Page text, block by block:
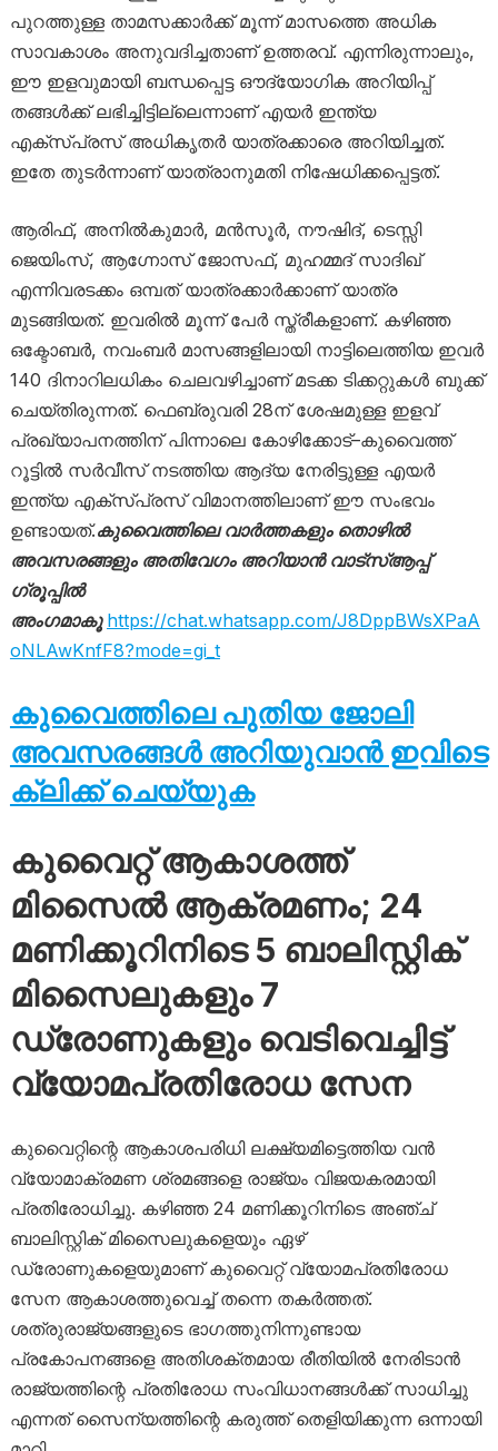
പുറത്തുള്ള താമസക്കാർക്ക് മൂന്ന് മാസത്തെ അധിക
സാവകാശം അനുവദിച്ചതാണ് ഉത്തരവ്. എന്നിരുന്നാലും,
ഈ ഇളവുമായി ബന്ധപ്പെട്ട ഔദ്യോഗിക അറിയിപ്പ്
തങ്ങൾക്ക് ലഭിച്ചിട്ടില്ലെന്നാണ് എയർ ഇന്ത്യ
എക്സ്പ്രസ് അധികൃതർ യാത്രക്കാരെ അറിയിച്ചത്.
ഇതേ തുടർന്നാണ് യാത്രാനുമതി നിഷേധിക്കപ്പെട്ടത്.
ആരിഫ്, അനിൽകുമാർ, മൻസൂർ, നൗഷിദ്, ടെസ്സി
ജെയിംസ്, ആഗ്നോസ് ജോസഫ്, മുഹമ്മദ് സാദിഖ്
എന്നിവരടക്കം ഒമ്പത് യാത്രക്കാർക്കാണ് യാത്ര
മുടങ്ങിയത്. ഇവരിൽ മൂന്ന് പേർ സ്ത്രീകളാണ്. കഴിഞ്ഞ
ഒക്ടോബർ, നവംബർ മാസങ്ങളിലായി നാട്ടിലെത്തിയ ഇവർ
140 ദിനാറിലധികം ചെലവഴിച്ചാണ് മടക്ക ടിക്കറ്റുകൾ ബുക്ക്
ചെയ്തിരുന്നത്. ഫെബ്രുവരി 28ന് ശേഷമുള്ള ഇളവ്
പ്രഖ്യാപനത്തിന് പിന്നാലെ കോഴിക്കോട്–കുവൈത്ത്
റൂട്ടിൽ സർവീസ് നടത്തിയ ആദ്യ നേരിട്ടുള്ള എയർ
ഇന്ത്യ എക്സ്പ്രസ് വിമാനത്തിലാണ് ഈ സംഭവം
ഉണ്ടായത്.കുവൈത്തിലെ വാർത്തകളും തൊഴിൽ
അവസരങ്ങളും അതിവേഗം അറിയാൻ വാട്സ്ആപ്പ്
ഗ്രൂപ്പിൽ
അംഗമാകൂ https://chat.whatsapp.com/J8DppBWsXPaA
oNLAwKnfF8?mode=gi_t
കുവൈത്തിലെ പുതിയ ജോലി
അവസരങ്ങൾ അറിയുവാൻ ഇവിടെ
ക്ലിക്ക് ചെയ്യുക
കുവൈറ്റ് ആകാശത്ത്
മിസൈൽ ആക്രമണം; 24
മണിക്കൂറിനിടെ 5 ബാലിസ്റ്റിക്
മിസൈലുകളും 7
ഡ്രോണുകളും വെടിവെച്ചിട്ട്
വ്യോമപ്രതിരോധ സേന
കുവൈറ്റിന്റെ ആകാശപരിധി ലക്ഷ്യമിട്ടെത്തിയ വൻ
വ്യോമാക്രമണ ശ്രമങ്ങളെ രാജ്യം വിജയകരമായി
പ്രതിരോധിച്ചു. കഴിഞ്ഞ 24 മണിക്കൂറിനിടെ അഞ്ച്
ബാലിസ്റ്റിക് മിസൈലുകളെയും ഏഴ്
ഡ്രോണുകളെയുമാണ് കുവൈറ്റ് വ്യോമപ്രതിരോധ
സേന ആകാശത്തുവെച്ച് തന്നെ തകർത്തത്.
ശത്രുരാജ്യങ്ങളുടെ ഭാഗത്തുനിന്നുണ്ടായ
പ്രകോപനങ്ങളെ അതിശക്തമായ രീതിയിൽ നേരിടാൻ
രാജ്യത്തിന്റെ പ്രതിരോധ സംവിധാനങ്ങൾക്ക് സാധിച്ചു
എന്നത് സൈന്യത്തിന്റെ കരുത്ത് തെളിയിക്കുന്ന ഒന്നായി